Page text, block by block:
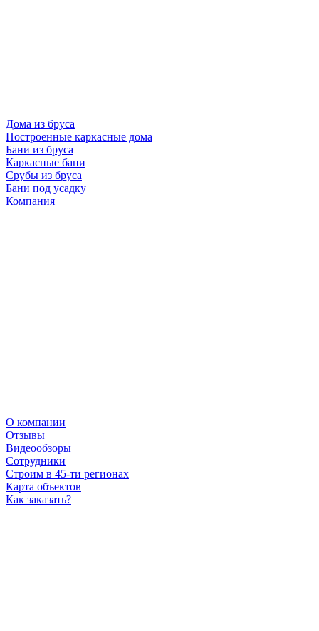
Дома из бруса
Построенные каркасные дома
Бани из бруса
Каркасные бани
Срубы из бруса
Бани под усадку
Компания
О компании
Отзывы
Видеообзоры
Сотрудники
Строим в 45-ти регионах
Карта объектов
Как заказать?